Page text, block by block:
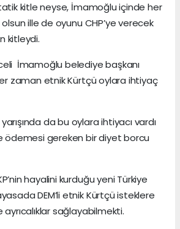
kitle neyse, İmamoğlu içinde her
ille de oyunu CHP’ye verecek
kitleydi.
İmamoğlu belediye başkanı
zaman etnik Kürtçü oylara ihtiyaç
da bu oylara ihtiyacı vardı
ödemesi gereken bir diyet borcu
hayalini kurduğu yeni Türkiye
DEM’li etnik Kürtçü isteklere
sağlayabilmekti.